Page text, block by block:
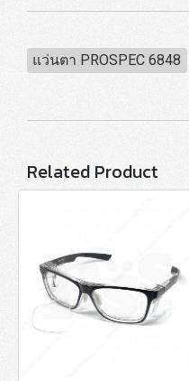
แว่นตา PROSPEC 6848
Related Product